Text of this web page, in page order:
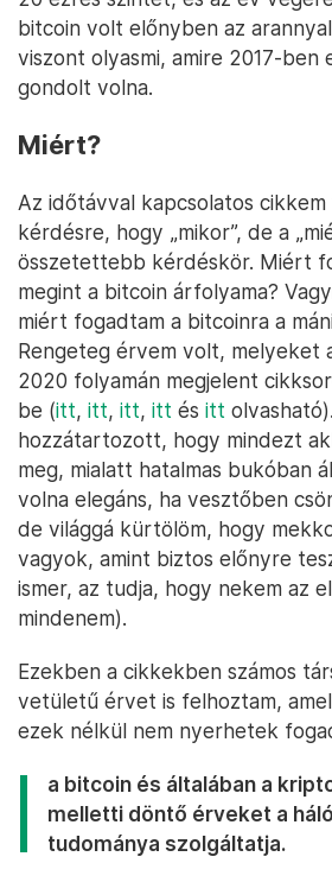
bitcoin volt előnyben az
viszont olyasmi, amire 2017-ben
gondolt volna.
Miért?
Az időtávval kapcsolatos
kérdésre, hogy „mikor”, de a
összetettebb kérdéskör. Miért
megint a bitcoin árfolyama?
miért fogadtam a bitcoinra a
Rengeteg érvem volt, melyeket
2020 folyamán megjelent
be (itt, itt, itt, itt és itt
hozzátartozott, hogy mindezt
meg, mialatt hatalmas bukóban
volna elegáns, ha vesztőben
de világgá kürtölöm, hogy
vagyok, amint biztos előnyre
ismer, az tudja, hogy nekem az
mindenem).
Ezekben a cikkekben számos
vetületű érvet is felhoztam,
ezek nélkül nem nyerhetek
a bitcoin és általában a
melletti döntő érveket a
tudománya szolgáltatja.